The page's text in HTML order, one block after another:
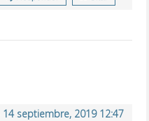
14 septiembre, 2019 12:47